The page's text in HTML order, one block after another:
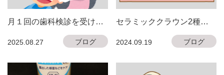
月１回の歯科検診を受けよ
2025.08.27 ブログ
セラミッククラウン2種類
2024.09.19 ブログ